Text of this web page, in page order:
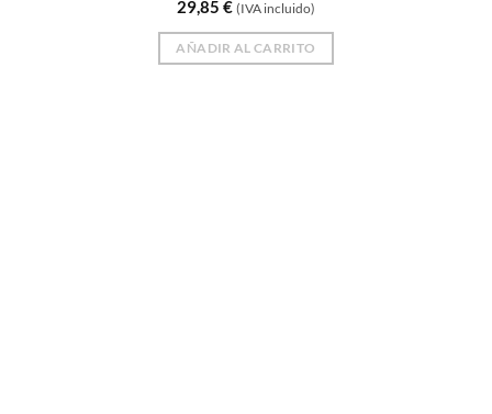
29,85 € (IVA incluido)
AÑADIR AL CARRITO